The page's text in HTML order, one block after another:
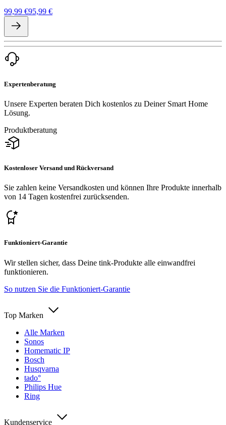
99,99 €95,99 €
Expertenberatung
Unsere Experten beraten Dich kostenlos zu Deiner Smart Home
Lösung.
Produktberatung
Kostenloser Versand und Rückversand
Sie zahlen keine Versandkosten und können Ihre Produkte innerhalb
von 14 Tagen kostenfrei zurücksenden.
Funktioniert-Garantie
Wir stellen sicher, dass Deine tink-Produkte alle einwandfrei
funktionieren.
So nutzen Sie die Funktioniert-Garantie
Top Marken
Alle Marken
Sonos
Homematic IP
Bosch
Husqvarna
tado°
Philips Hue
Ring
Kundenservice